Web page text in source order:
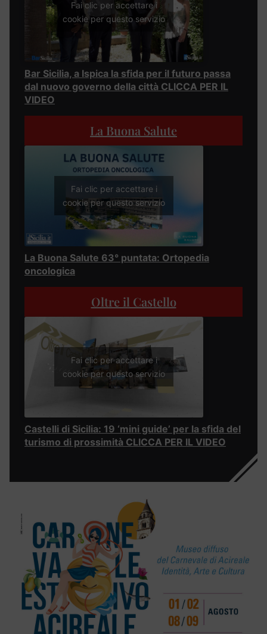
Fai clic per accettare i
cookie per questo servizio
Bar Sicilia, a Ispica la sfida per il futuro passa
dal nuovo governo della città CLICCA PER IL
VIDEO
La Buona Salute
Fai clic per accettare i
cookie per questo servizio
La Buona Salute 63° puntata: Ortopedia
oncologica
Oltre il Castello
Fai clic per accettare i
cookie per questo servizio
Castelli di Sicilia: 19 ‘mini guide’ per la sfida del
turismo di prossimità CLICCA PER IL VIDEO